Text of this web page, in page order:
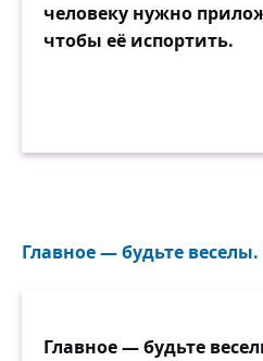
человеку нужно
чтобы её испортить.
Главное — будьте
Главное — будьте